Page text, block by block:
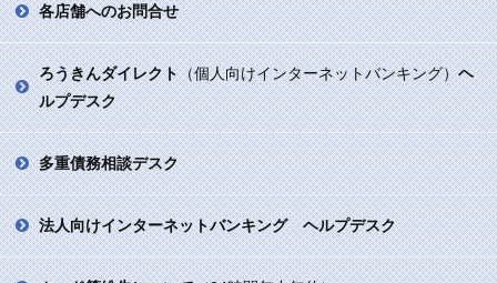
各店舗へのお問合せ
ろうきんダイレクト（個人向けインターネットバンキング）ヘ
ルプデスク
多重債務相談デスク
法人向けインターネットバンキング ヘルプデスク